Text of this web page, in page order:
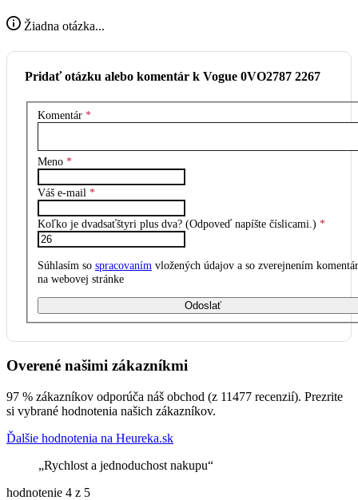
Žiadna otázka...
Pridať otázku alebo komentár k Vogue 0VO2787 2267
Komentár *
Meno *
Váš e-mail *
Koľko je dvadsaťštyri plus dva? (Odpoveď napíšte číslicami.) *
Súhlasím so spracovaním vložených údajov a so zverejnením
na webovej stránke
Odoslať
Overené našimi zákazníkmi
97 % zákazníkov odporúča náš obchod (z 11477 recenzií). Prezrite
si vybrané hodnotenia našich zákazníkov.
Ďalšie hodnotenia na Heureka.sk
Rychlost a jednoduchost nakupu
hodnotenie 4 z 5